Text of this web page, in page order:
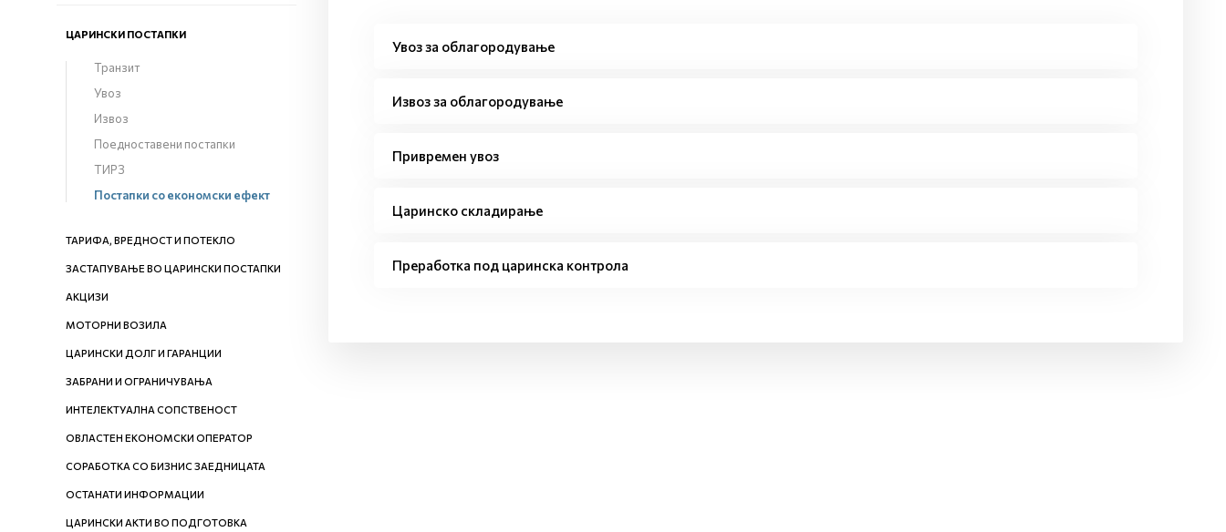
ЦАРИНСКИ ПОСТАПКИ
Транзит
Увоз
Извоз
Поедноставени постапки
ТИРЗ
Постапки со економски ефект
ТАРИФА, ВРЕДНОСТ И ПОТЕКЛО
ЗАСТАПУВАЊЕ ВО ЦАРИНСКИ ПОСТАПКИ
АКЦИЗИ
МОТОРНИ ВОЗИЛА
ЦАРИНСКИ ДОЛГ И ГАРАНЦИИ
ЗАБРАНИ И ОГРАНИЧУВАЊА
ИНТЕЛЕКТУАЛНА СОПСТВЕНОСТ
ОВЛАСТЕН ЕКОНОМСКИ ОПЕРАТОР
СОРАБОТКА СО БИЗНИС ЗАЕДНИЦАТА
ОСТАНАТИ ИНФОРМАЦИИ
ЦАРИНСКИ АКТИ ВО ПОДГОТОВКА
Увоз за облагородување
Извоз за облагородување
Привремен увоз
Царинско складирање
Преработка под царинска контрола